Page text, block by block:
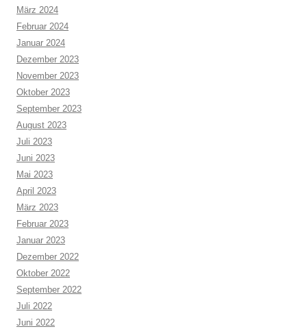
März 2024
Februar 2024
Januar 2024
Dezember 2023
November 2023
Oktober 2023
September 2023
August 2023
Juli 2023
Juni 2023
Mai 2023
April 2023
März 2023
Februar 2023
Januar 2023
Dezember 2022
Oktober 2022
September 2022
Juli 2022
Juni 2022